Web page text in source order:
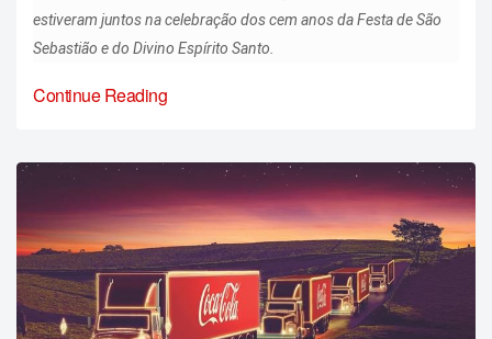
estiveram juntos na celebração dos cem anos da Festa de São
Sebastião e do Divino Espírito Santo.
Continue Reading